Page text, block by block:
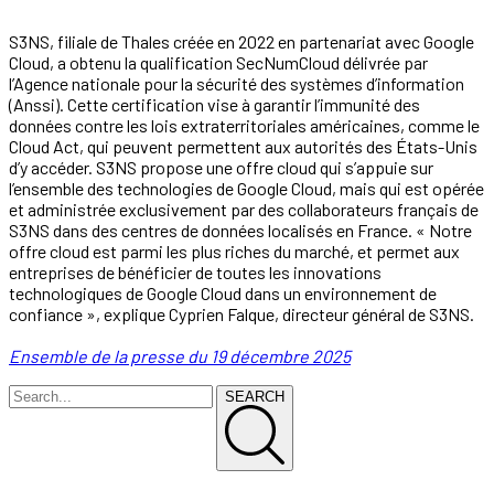
S3NS, filiale de Thales créée en 2022 en partenariat avec Google
Cloud, a obtenu la qualification SecNumCloud délivrée par
l’Agence nationale pour la sécurité des systèmes d’information
(Anssi). Cette certification vise à garantir l’immunité des
données contre les lois extraterritoriales américaines, comme le
Cloud Act, qui peuvent permettent aux autorités des États-Unis
d’y accéder. S3NS propose une offre cloud qui s’appuie sur
l’ensemble des technologies de Google Cloud, mais qui est opérée
et administrée exclusivement par des collaborateurs français de
S3NS dans des centres de données localisés en France. « Notre
offre cloud est parmi les plus riches du marché, et permet aux
entreprises de bénéficier de toutes les innovations
technologiques de Google Cloud dans un environnement de
confiance », explique Cyprien Falque, directeur général de S3NS.
Ensemble de la presse du 19 décembre 2025
SEARCH